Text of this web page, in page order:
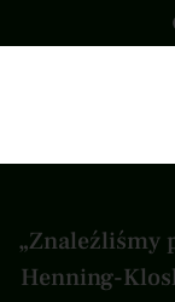
„Znaleźliśmy
Henning-